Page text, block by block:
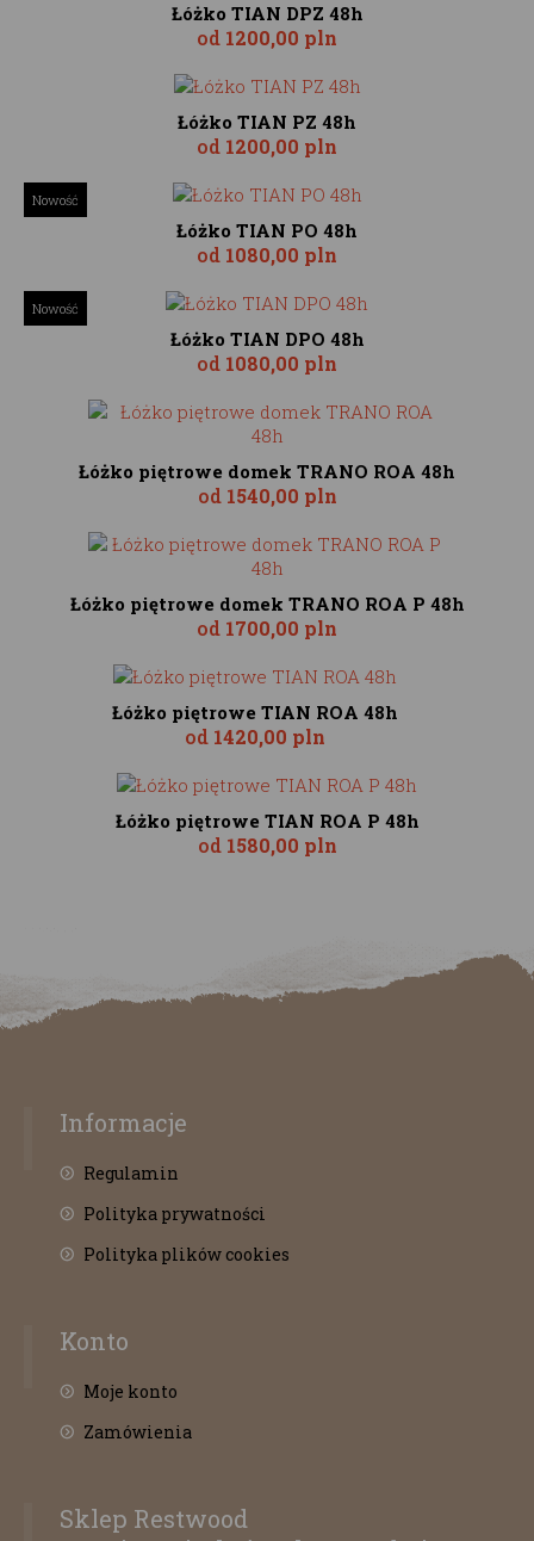
Łóżko TIAN DPZ 48h
od 1200,00 pln
Łóżko TIAN PZ 48h
od 1200,00 pln
Nowość
Łóżko TIAN PO 48h
od 1080,00 pln
Nowość
Łóżko TIAN DPO 48h
od 1080,00 pln
Łóżko piętrowe domek TRANO ROA 48h
od 1540,00 pln
Łóżko piętrowe domek TRANO ROA P 48h
od 1700,00 pln
Łóżko piętrowe TIAN ROA 48h
od 1420,00 pln
Łóżko piętrowe TIAN ROA P 48h
od 1580,00 pln
Informacje
Regulamin
Polityka prywatności
Polityka plików cookies
Konto
Moje konto
Zamówienia
Sklep Restwood